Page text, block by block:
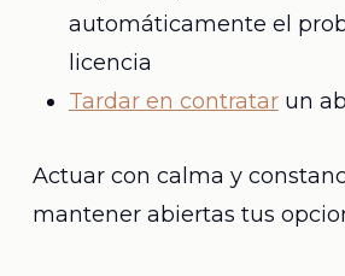
automáticamente el
licencia
Tardar en contratarun
Actuar con calma y
mantener abiertas tus